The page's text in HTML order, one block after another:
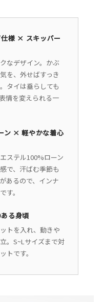
様 × スキッパー
なデザイン。かぶ
を、外せばすっき
タイは垂らしても
情を変えられる一
ン × 軽やかな着心
ステル100%ローン
で、汗ばむ季節も
あるので、インナ
す。
る身頃
トを入れ、動きや
。S~Lサイズまで対
トです。